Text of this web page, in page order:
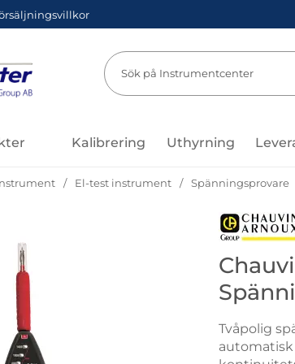
Sök
Kalibrering Uthyrning
El-test instrument Spänningsprovare
Gå till
Tvåpolig
automatisk